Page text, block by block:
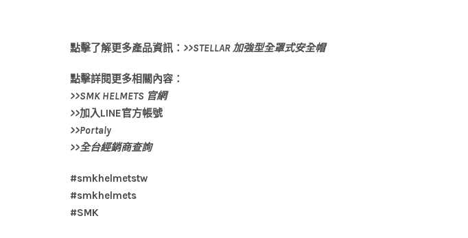
點擊了解更多產品資訊： >>STELLAR 加強型全罩式安全帽
點擊詳閱更多相關內容：
>>SMK HELMETS 官網
>>加入LINE官方帳號
>>Portaly
>>全台經銷商查詢
#smkhelmetstw
#smkhelmets
#SMK